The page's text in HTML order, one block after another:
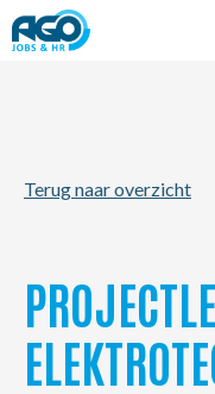
Kantoren
Terug naar overzicht